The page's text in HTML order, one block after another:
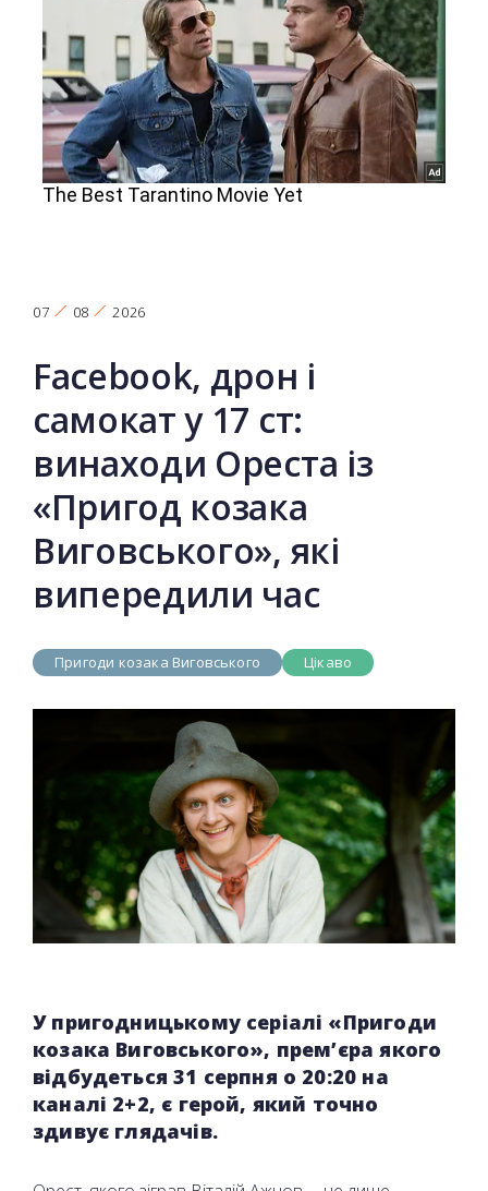
07 08 2026
Facebook, дрон і
самокат у 17 ст:
винаходи Ореста із
«Пригод козака
Виговського», які
випередили час
Пригоди козака Виговського Цікаво
У пригодницькому серіалі «Пригоди
козака Виговського», прем’єра якого
відбудеться 31 серпня о 20:20 на
каналі 2+2, є герой, який точно
здивує глядачів.